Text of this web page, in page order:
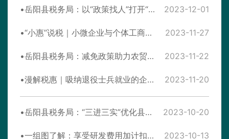
岳阳县税务局：以“政策找人”打开“银税互动”新格局 2023-12-01
“小惠”说税｜小微企业与个体工商户的税惠政策 2023-11-27
岳阳县税务局：减免政策助力农贸市场快速发展 2023-11-22
漫解税惠｜吸纳退役士兵就业的企业可以享受哪些税费减免政策？ 2023-11-20
岳阳县税务局：“三进三实”优化县域税收营商环境 2023-10-20
一组图了解：享受研发费用加计扣除政策的时点 2023-10-13